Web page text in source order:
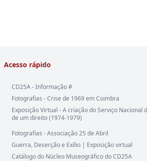
Acesso rápido
CD25A - Informação #
Fotografias - Crise de 1969 em Coimbra
Exposição Virtual - A criação do Serviço Nacional
de um direito (1974-1979)
Fotografias - Associação 25 de Abril
Guerra, Deserção e Exílio | Exposição virtual
Catálogo do Núcleo Museográfico do CD25A